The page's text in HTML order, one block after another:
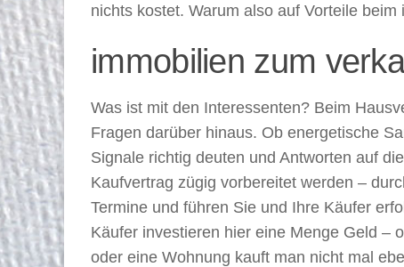
nichts kostet. Warum also auf Vorteile
immobilien zum
Was ist mit den Interessenten? Beim
Fragen darüber hinaus. Ob energetische
Signale richtig deuten und Antworten auf
Kaufvertrag zügig vorbereitet werden –
Termine und führen Sie und Ihre Käufer
Käufer investieren hier eine Menge Geld –
oder eine Wohnung kauft man nicht mal